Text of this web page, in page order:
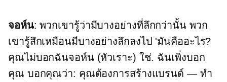
จอห์น: พวกเขารู้ว่ามีบางอย่างที่ลึกกว่านั้น พวก
เขารู้สึกเหมือนมีบางอย่างลึกลงไป 'มันคืออะไร?
คุณไม่บอกฉันจอห์น (หัวเราะ) ใช่. ฉันเพิ่งบอก
คุณ บอกคุณว่า: คุณต้องการสร้างแบรนด์ — ทำ